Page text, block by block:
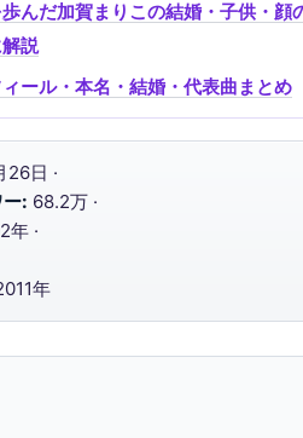
んだ加賀まりこの結婚・子供・顔
説
ール・本名・結婚・代表曲まとめ
26日 ·
: 68.2万 ·
年 ·
年